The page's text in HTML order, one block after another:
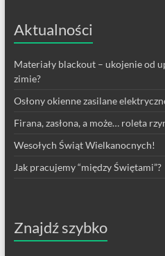
Aktualności
Materiały blackout – ukojenie od
zimie?
Osłony okienne zasilane
Firana, zasłona, a może… roleta
Wesołych Świąt Wielkanocnych!
Jak pracujemy “między Świętami”?
Znajdź szybko